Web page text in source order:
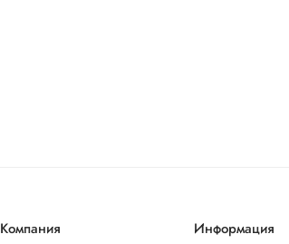
Компания Информация